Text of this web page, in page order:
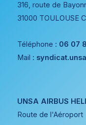
316, route de
31000 TOULOUSE
Téléphone : 06 07
Mail :
UNSA AIRBUS
Route de l'Aéroport